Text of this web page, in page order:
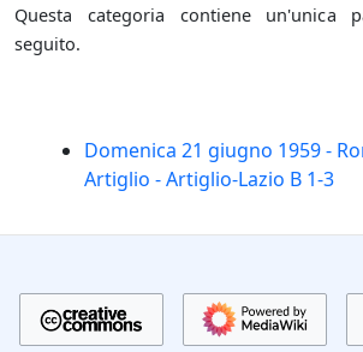
Questa categoria contiene un'unica
seguito.
Domenica 21 giugno 1959 -
Artiglio - Artiglio-Lazio B 1-3